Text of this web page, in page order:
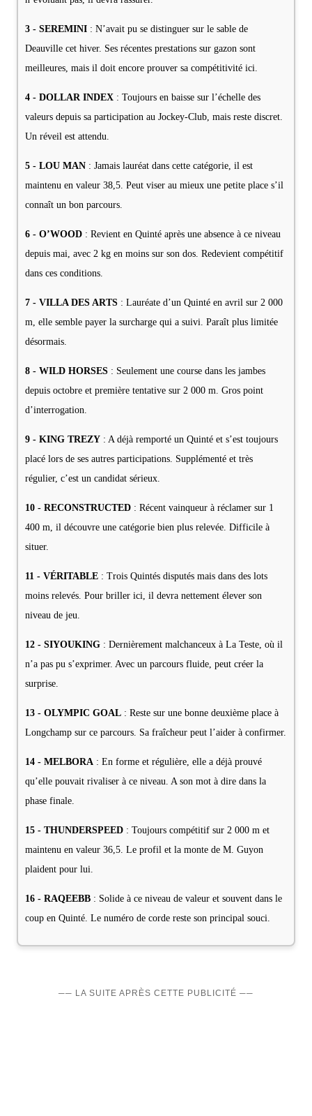
3 - SEREMINI : N’avait pu se distinguer sur le sable de
Deauville cet hiver. Ses récentes prestations sur gazon sont
meilleures, mais il doit encore prouver sa compétitivité ici.
4 - DOLLAR INDEX : Toujours en baisse sur l’échelle des
valeurs depuis sa participation au Jockey-Club, mais reste discret.
Un réveil est attendu.
5 - LOU MAN : Jamais lauréat dans cette catégorie, il est
maintenu en valeur 38,5. Peut viser au mieux une petite place s’il
connaît un bon parcours.
6 - O’WOOD : Revient en Quinté après une absence à ce niveau
depuis mai, avec 2 kg en moins sur son dos. Redevient compétitif
dans ces conditions.
7 - VILLA DES ARTS : Lauréate d’un Quinté en avril sur 2 000
m, elle semble payer la surcharge qui a suivi. Paraît plus limitée
désormais.
8 - WILD HORSES : Seulement une course dans les jambes
depuis octobre et première tentative sur 2 000 m. Gros point
d’interrogation.
9 - KING TREZY : A déjà remporté un Quinté et s’est toujours
placé lors de ses autres participations. Supplémenté et très
régulier, c’est un candidat sérieux.
10 - RECONSTRUCTED : Récent vainqueur à réclamer sur 1
400 m, il découvre une catégorie bien plus relevée. Difficile à
situer.
11 - VÉRITABLE : Trois Quintés disputés mais dans des lots
moins relevés. Pour briller ici, il devra nettement élever son
niveau de jeu.
12 - SIYOUKING : Dernièrement malchanceux à La Teste, où il
n’a pas pu s’exprimer. Avec un parcours fluide, peut créer la
surprise.
13 - OLYMPIC GOAL : Reste sur une bonne deuxième place à
Longchamp sur ce parcours. Sa fraîcheur peut l’aider à confirmer.
14 - MELBORA : En forme et régulière, elle a déjà prouvé
qu’elle pouvait rivaliser à ce niveau. A son mot à dire dans la
phase finale.
15 - THUNDERSPEED : Toujours compétitif sur 2 000 m et
maintenu en valeur 36,5. Le profil et la monte de M. Guyon
plaident pour lui.
16 - RAQEEBB : Solide à ce niveau de valeur et souvent dans le
coup en Quinté. Le numéro de corde reste son principal souci.
── LA SUITE APRÈS CETTE PUBLICITÉ ──